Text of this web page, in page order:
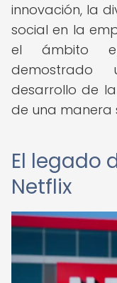
innovación, la
social en la
el ámbito
desarrollo de
de una manera
El legado
Netflix